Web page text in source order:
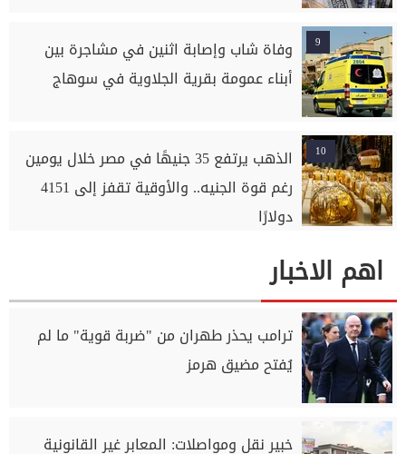
9
وفاة شاب وإصابة اثنين في مشاجرة بين
أبناء عمومة بقرية الجلاوية في سوهاج
10
الذهب يرتفع 35 جنيهًا في مصر خلال يومين
رغم قوة الجنيه.. والأوقية تقفز إلى 4151
دولارًا
اهم الاخبار
ترامب يحذر طهران من "ضربة قوية" ما لم
يُفتح مضيق هرمز
خبير نقل ومواصلات: المعابر غير القانونية